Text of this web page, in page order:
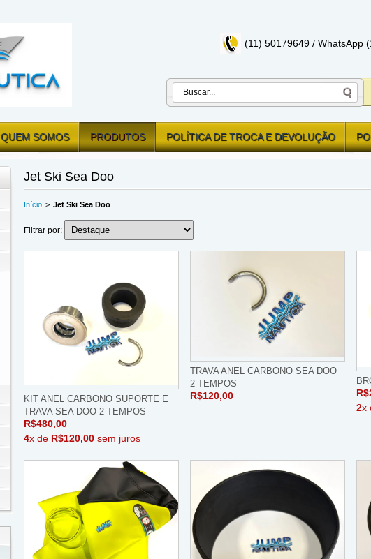
(11) 50179649 / WhatsApp
QUEM SOMOS PRODUTOS POLÍTICA DE TROCA E DEVOLUÇÃO
Jet Ski Sea Doo
Início > Jet Ski Sea Doo
Filtrar por:
KIT ANEL CARBONO SUPORTE E
TRAVA SEA DOO 2 TEMPOS
R$480,00
4x de R$120,00 sem juros
TRAVA ANEL CARBONO SEA DOO
2 TEMPOS
R$120,00
2x